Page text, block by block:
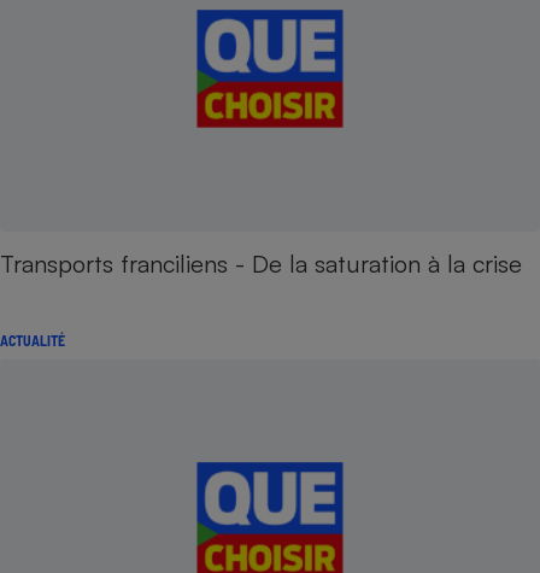
Transports franciliens - De la saturation à la crise
ACTUALITÉ